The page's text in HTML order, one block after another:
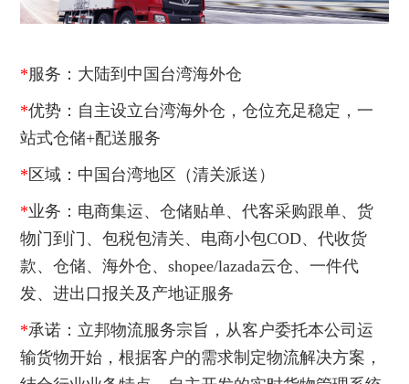
*服务：大陆到中国台湾海外仓
*优势：自主设立台湾海外仓，仓位充足稳定，一
站式仓储+配送服务
*区域：中国台湾地区（清关派送）
*业务：电商集运、仓储贴单、代客采购跟单、货
物门到门、包税包清关、电商小包COD、代收货
款、仓储、海外仓、shopee/lazada云仓、一件代
发、进出口报关及产地证服务
*承诺：立邦物流服务宗旨，从客户委托本公司运
输货物开始，根据客户的需求制定物流解决方案，